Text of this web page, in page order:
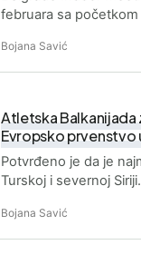
februara sa početkom
Bojana Savić
Atletska Balkanijada
Evropsko prvenstvo
Potvrđeno je da je
Turskoj i severnoj
Bojana Savić